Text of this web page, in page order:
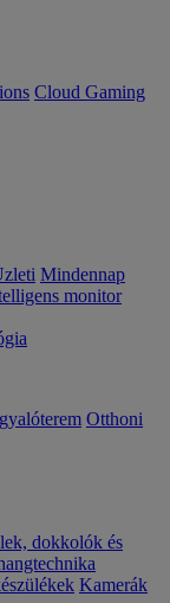
Cloud Gaming
Mindennap
monitor
Otthoni
dokkolók és
Kamerák